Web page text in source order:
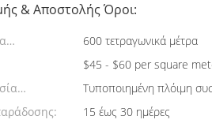
& Αποστολής Όροι:
min:
600 τετραγωνικά μέτρα
$45 - $60 per square
Τυποποιημένη πλόιμη
15 έως 30 ημέρες